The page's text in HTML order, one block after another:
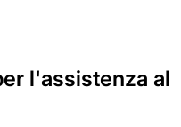
l'assistenza al